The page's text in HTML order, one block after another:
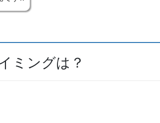
ミングは？